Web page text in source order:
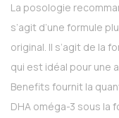
La posologie
s’agit d’une formule
original. Il s’agit de la
qui est idéal pour une
Benefits fournit la
DHA oméga-3 sous la